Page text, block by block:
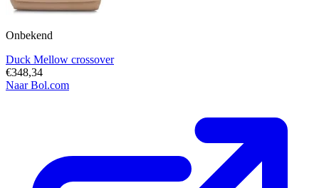
Onbekend
Duck Mellow crossover
€348,34
Naar Bol.com